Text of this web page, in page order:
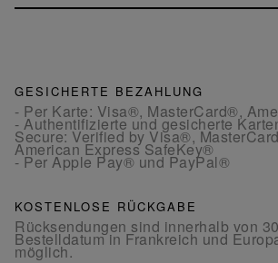
GESICHERTE BEZAHLUNG
- Per Karte: Visa®, MasterCard®,
- Authentifizierte und gesicherte
Secure: Verified by Visa®,
American Express SafeKey®
- Per Apple Pay® und PayPal®
KOSTENLOSE RÜCKGABE
Rücksendungen sind innerhalb von
Bestelldatum in Frankreich und
möglich.